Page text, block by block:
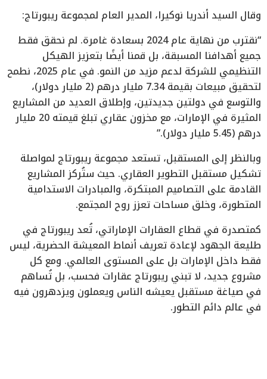
وقال السيد أندريا نوكيرا، المدير العام لمجموعة ريبورتاج:
“نقترب من نهاية عام 2024 بسعادة غامرة. لم نحقق فقط
جميع أهدافنا المسبقة، بل قمنا أيضًا بتعزيز الهيكل
التنظيمي للشركة لدعم مزيد من النمو. في عام 2025، نطمح
لتحقيق مبيعات بقيمة 7.34 مليار درهم (2 مليار دولار)،
والتوسع في دولتين جديدتين، وإطلاق العديد من المشاريع
المثيرة في الإمارات، مع مخزون عقاري تبلغ قيمته 20 مليار
درهم (5.45 مليار دولار).”
وبالنظر إلى المستقبل، تستعد مجموعة ريبورتاج لمواصلة
تشكيل مستقبل التطوير العقاري. حيث ستُركز المشاريع
القادمة على التصاميم المبتكرة، والمبادرات الاستدامية
المتطورة، وخلق مساحات تعزز روح المجتمع.
كمتصدرة في قطاع العقارات الإماراتي، تُعد ريبورتاج في
طليعة الجهود لإعادة تعريف أنماط المعيشة الحضرية، ليس
فقط داخل الإمارات بل على المستوى العالمي. ومع كل
مشروع جديد، لا تبني ريبورتاج عقارات فحسب، بل تُساهم
في صياغة مستقبل يعيشه الناس ويعملون ويزدهرون فيه
في عالم دائم التطور.